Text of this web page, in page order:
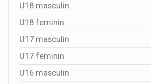
U18 masculin
U18 feminin
U17 masculin
U17 feminin
U16 masculin